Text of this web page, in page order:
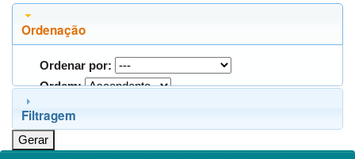
Ordenação
Ordenar por:
Ordem:
Filtragem